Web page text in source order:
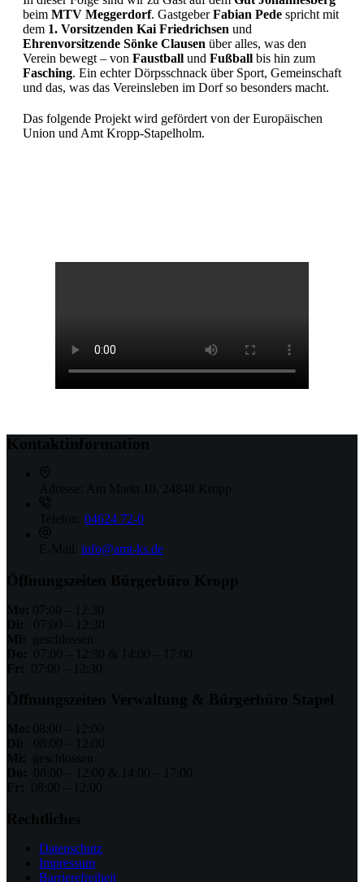
beim MTV Meggerdorf. GastgeberFabian Pede spricht mit
dem 1. Vorsitzenden Kai Friedrichsen und
Ehrenvorsitzende Sönke Clausen über alles, was den
Verein bewegt – von Faustball und Fußball bis hin zum
Fasching. Ein echter Dörpsschnack über Sport, Gemeinschaft
und das, was das Vereinsleben im Dorf so besonders macht.
Das folgende Projekt wird gefördert von der Europäischen
Union und Amt Kropp-Stapelholm.
Kontaktinformation
Adresse: Am Markt 10, 24848 Kropp
Telefon: 04624 72-0
E-Mail: info@amt-ks.de
Öffnungszeiten Bürgerbüro Kropp
Mo: 07:00 – 12:30
Di:
07:00 – 12:30
Mi:
geschlossen
Do:
07:00 – 12:30 & 14:00 – 17:00
Fr:
07:00 – 12:30
Öffnungszeiten Verwaltung & Bürgerbüro Stapel
Mo: 08:00 – 12:00
Di:
08:00 – 12:00
Mi:
geschlossen
Do:
08:00 – 12:00 & 14:00 – 17:00
Fr:
08:00 – 12:00
Rechtliches
Datenschutz
Impressum
Barrierefreiheit